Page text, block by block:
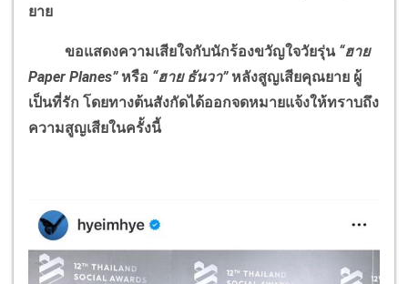
ยาย
ขอแสดงความเสียใจกับนักร้องขวัญใจวัยรุ่น “ฮาย
Paper Planes”หรือ “ฮาย ธันวา”หลังสูญเสียคุณยาย ผู้
เป็นที่รัก โดยทางต้นสังกัดได้ออกจดหมายแจ้งให้ทราบถึง
ความสูญเสียในครั้งนี้